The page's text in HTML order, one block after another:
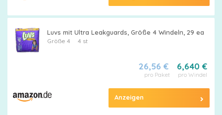
Luvs mit Ultra Leakguards, Größe 4 Windeln, 29 ea
Größe 4 4 st
6,640 €
pro Windel
26,56 €
pro Paket
Anzeigen